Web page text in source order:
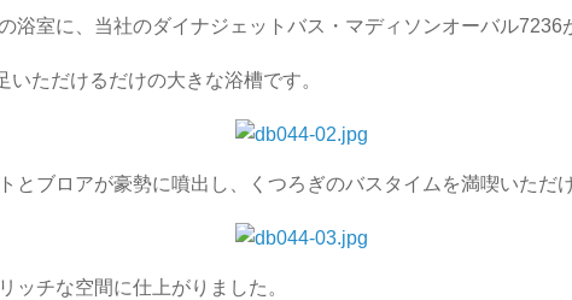
浴室に、当社のダイナジェットバス・マディソンオーバル7236
ただけるだけの大きな浴槽です。
とブロアが豪勢に噴出し、くつろぎのバスタイムを満喫いただけ
ッチな空間に仕上がりました。